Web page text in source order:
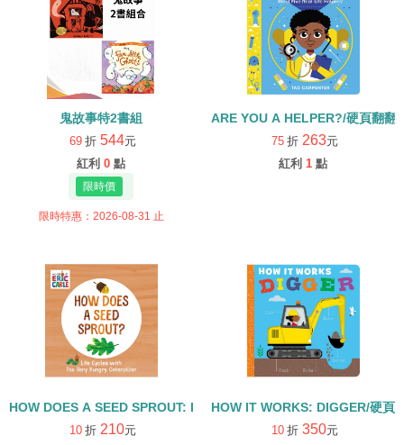
鬼故事特2書組
69 折 544元
紅利 0 點
限時特惠：2026-08-31 止
ARE YOU A HELPER?/硬頁翻翻
75 折 263元
紅利 1 點
HOW DOES A SEED SPROUT: LIFE CYCLES WITH THE VERY
10 折 210元
HOW IT WORKS: DIGGER/硬頁
10 折 350元